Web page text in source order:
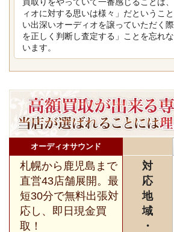
ィオに対する思いは様々」だというこ
い出深いオーディオを譲っていただく
を正しく判断し査定する」ことを忘れ
います。
オーディオサウンド
札幌から鹿児島まで
直営43店舗展開。最
短30分で無料出張対
応し、即日現金買
取！
対
応
地
域
・